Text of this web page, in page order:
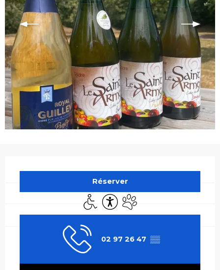
Réserver
Accès handicapés
Accessibilité
Animaux acceptés
02 97 26 47 ▒▒